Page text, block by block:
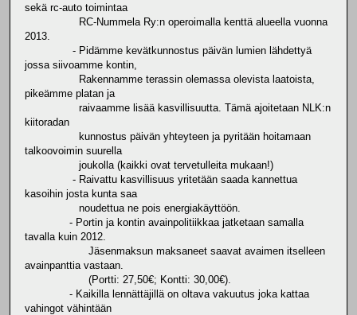
sekä rc-auto toimintaa
RC-Nummela Ry:n operoimalla kenttä alueella vuonna
2013.
- Pidämme kevätkunnostus päivän lumien lähdettyä
jossa siivoamme kontin,
Rakennamme terassin olemassa olevista laatoista,
pikeämme platan ja
raivaamme lisää kasvillisuutta. Tämä ajoitetaan NLK:n
kiitoradan
kunnostus päivän yhteyteen ja pyritään hoitamaan
talkoovoimin suurella
joukolla (kaikki ovat tervetulleita mukaan!)
- Raivattu kasvillisuus yritetään saada kannettua
kasoihin josta kunta saa
noudettua ne pois energiakäyttöön.
- Portin ja kontin avainpolitiikkaa jatketaan samalla
tavalla kuin 2012.
Jäsenmaksun maksaneet saavat avaimen itselleen
avainpanttia vastaan.
(Portti: 27,50€; Kontti: 30,00€).
- Kaikilla lennättäjillä on oltava vakuutus joka kattaa
vahingot vähintään